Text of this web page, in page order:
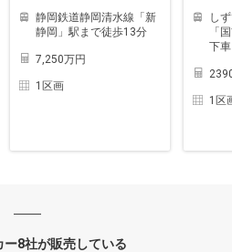
静岡鉄道静岡清水線「新
静岡」駅まで徒歩13分
7,250万円
1区画
し
「
下
1区
ー8社が販売している